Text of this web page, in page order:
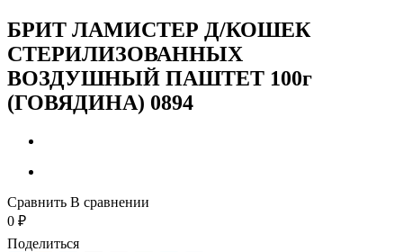
БРИТ ЛАМИСТЕР Д/КОШЕК
СТЕРИЛИЗОВАННЫХ
ВОЗДУШНЫЙ ПАШТЕТ 100г
(ГОВЯДИНА) 0894
Сравнить В сравнении
0 ₽
Поделиться